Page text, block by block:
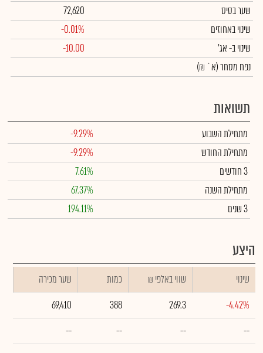
שער בסיס
72,620
שינוי באחוזים
-0.01%
שינויב- אג'
-10.00
נפח מסחר(א` ₪)
תשואות
מתחילת השבוע
-9.29%
מתחילת החודש
-9.29%
3 חודשים
7.61%
מתחילת השנה
67.37%
3 שנים
194.11%
היצע
שינוי ₪ שווי באלפי כמות
שער מכירה
-4.42%
269.3
388
69,410
--
--
--
--